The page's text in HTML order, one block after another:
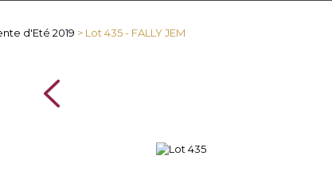
d'Eté 2019 > Lot 435 - FALLY JEM